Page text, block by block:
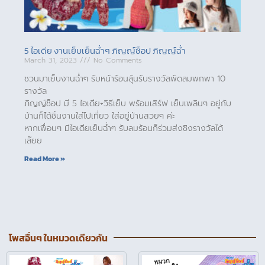
5 ไอเดีย งานเย็บเย็นฉ่ำๆ ภิญญ์ช็อป ภิญญ์ฉ่ำ
March 31, 2023 No Comments
ชวนมาเย็บงานฉ่ำๆ รับหน้าร้อนลุ้นรับรางวัลพัดลมพกพา 10
รางวัล
ภิญญ์ช็อป มี 5 ไอเดีย+วิธีเย็บ พร้อมเสิร์ฟ เย็บเพลินๆ อยู่กับ
บ้านก็ได้ชิ้นงานใส่ไปเที่ยว ใส่อยู่บ้านสวยๆ ค่ะ
หากเพื่อนๆ มีไอเดียเย็บฉ่ำๆ รับลมร้อนก็ร่วมส่งชิงรางวัลได้
เล๊ยย
Read More »
โพสอื่นๆ ในหมวดเดียวกัน